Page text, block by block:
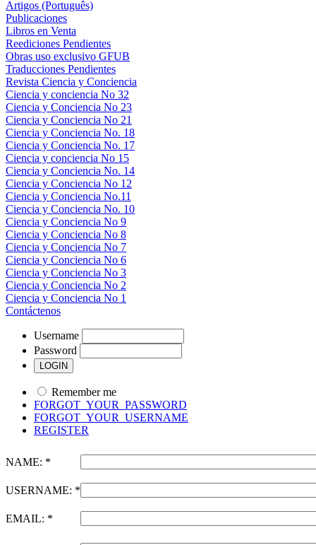
Artigos (Português)
Publicaciones
Libros en Venta
Reediciones Pendientes
Obras uso exclusivo GFUB
Traducciones Pendientes
Revista Ciencia y Conciencia
Ciencia y conciencia No 32
Ciencia y Conciencia No 23
Ciencia y Conciencia No 21
Ciencia y Conciencia No. 18
Ciencia y Conciencia No. 17
Ciencia y conciencia No 15
Ciencia y Conciencia No. 14
Ciencia y Conciencia No 12
Ciencia y Conciencia No.11
Ciencia y Conciencia No. 10
Ciencia y Conciencia No 9
Ciencia y Conciencia No 8
Ciencia y Conciencia No 7
Ciencia y Conciencia No 6
Ciencia y Conciencia No 3
Ciencia y Conciencia No 2
Ciencia y Conciencia No 1
Contáctenos
Username
Password
Remember me
FORGOT_YOUR_PASSWORD
FORGOT_YOUR_USERNAME
REGISTER
NAME: *
USERNAME: *
EMAIL: *